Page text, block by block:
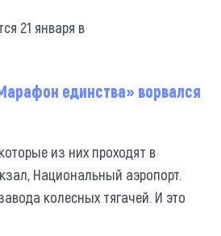
21 января в
единства» ворвался
из них проходят в
Национальный аэропорт.
колесных тягачей. И это